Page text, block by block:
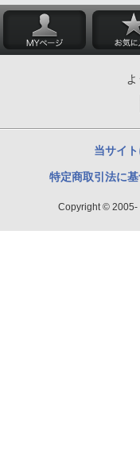
当サイ
特定商取引法に
Copyright © 2005-